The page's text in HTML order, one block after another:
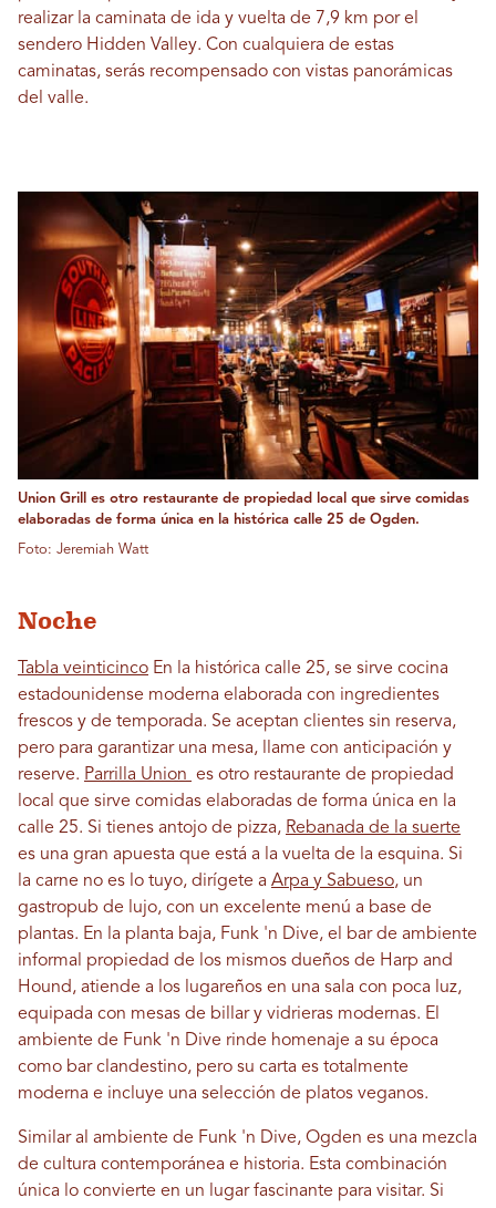
realizar la caminata de ida y vuelta de 7,9 km por el
sendero Hidden Valley. Con cualquiera de estas
caminatas, serás recompensado con vistas panorámicas
del valle.
Union Grill es otro restaurante de propiedad local que sirve comidas
elaboradas de forma única en la histórica calle 25 de Ogden.
Foto: Jeremiah Watt
Noche
Tabla veinticinco En la histórica calle 25, se sirve cocina
estadounidense moderna elaborada con ingredientes
frescos y de temporada. Se aceptan clientes sin reserva,
pero para garantizar una mesa, llame con anticipación y
reserve. Parrilla Union es otro restaurante de propiedad
local que sirve comidas elaboradas de forma única en la
calle 25. Si tienes antojo de pizza, Rebanada de la suerte
es una gran apuesta que está a la vuelta de la esquina. Si
la carne no es lo tuyo, dirígete a Arpa y Sabueso, un
gastropub de lujo, con un excelente menú a base de
plantas. En la planta baja, Funk 'n Dive, el bar de ambiente
informal propiedad de los mismos dueños de Harp and
Hound, atiende a los lugareños en una sala con poca luz,
equipada con mesas de billar y vidrieras modernas. El
ambiente de Funk 'n Dive rinde homenaje a su época
como bar clandestino, pero su carta es totalmente
moderna e incluye una selección de platos veganos.
Similar al ambiente de Funk 'n Dive, Ogden es una mezcla
de cultura contemporánea e historia. Esta combinación
única lo convierte en un lugar fascinante para visitar. Si